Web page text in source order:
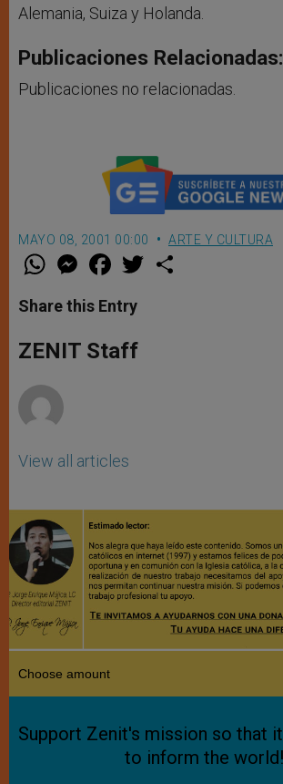
Alemania, Suiza y Holanda.
Publicaciones Relacionadas:
Publicaciones no relacionadas.
MAYO 08, 2001 00:00 ARTE Y CULTURA
W
t
s
p
p
M
e
s
e
g
e
F
a
e
b
o
k
w
Share this Entry
ZENIT Staff
View all articles